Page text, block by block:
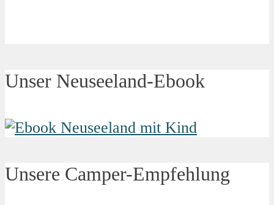
Unser Neuseeland-Ebook
Unsere Camper-Empfehlung